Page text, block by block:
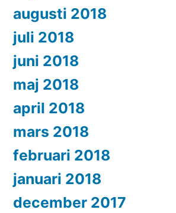
augusti 2018
juli 2018
juni 2018
maj 2018
april 2018
mars 2018
februari 2018
januari 2018
december 2017